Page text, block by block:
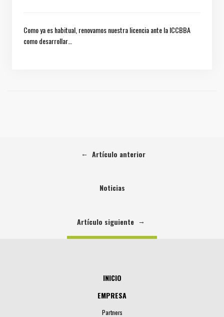
Como ya es habitual, renovamos nuestra licencia ante la ICCBBA
como desarrollar…
← Artículo anterior
Noticias
Artículo siguiente →
INICIO
EMPRESA
Partners